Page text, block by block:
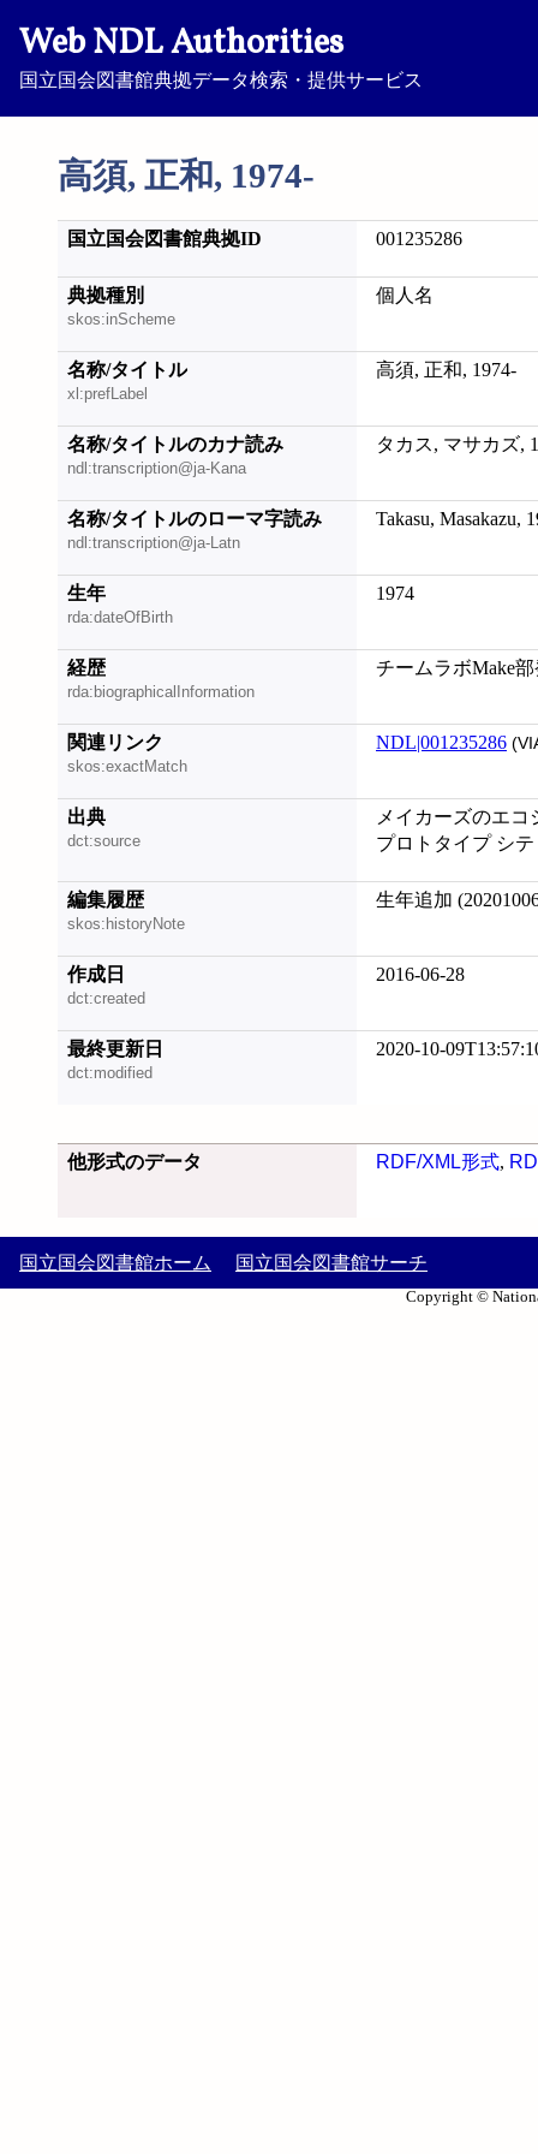
Web NDL Authorities
国立国会図書館典拠データ検索・提供サービス
高須, 正和, 1974-
国立国会図書館典拠ID 001235286
典拠種別
skos:inScheme
個人名
名称/タイトル
xl:prefLabel
高須, 正和, 1974-
名称/タイトルのカナ読み
ndl:transcription@ja-Kana
タカス, マサカズ,
名称/タイトルのローマ字読み
ndl:transcription@ja-Latn
Takasu, Masakazu,
生年
rda:dateOfBirth
1974
経歴
rda:biographicalInformation
チームラボMake
関連リンク
skos:exactMatch
NDL|001235286
出典
dct:source
メイカーズのエコ
プロトタイプ シテ
編集履歴
skos:historyNote
生年追加
作成日
dct:created
2016-06-28
最終更新日
dct:modified
2020-10-
他形式のデータ RDF/XML形式,
国立国会図書館ホーム 国立国会図書館サーチ
Copyright ©